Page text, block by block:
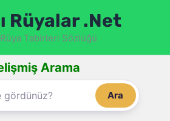
Rüyalar .Net
Tabirleri Sözlüğü
Arama
Ara